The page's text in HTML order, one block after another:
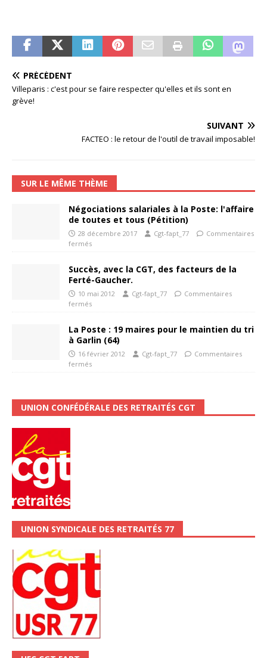
PRÉCÉDENT
Villeparis : c'est pour se faire respecter qu'elles et ils sont en
grève!
SUIVANT
FACTEO : le retour de l'outil de travail imposable!
SUR LE MÊME THÈME
Négociations salariales à la Poste: l'affaire
de toutes et tous (Pétition)
28 décembre 2017 Cgt-fapt_77
Commentaires
fermés
Succès, avec la CGT, des facteurs de la
Ferté-Gaucher.
10 mai 2012 Cgt-fapt_77
Commentaires
fermés
La Poste : 19 maires pour le maintien du tri
à Garlin (64)
16 février 2012 Cgt-fapt_77
Commentaires
fermés
UNION CONFÉDÉRALE DES RETRAITÉS CGT
UNION SYNDICALE DES RETRAITÉS 77